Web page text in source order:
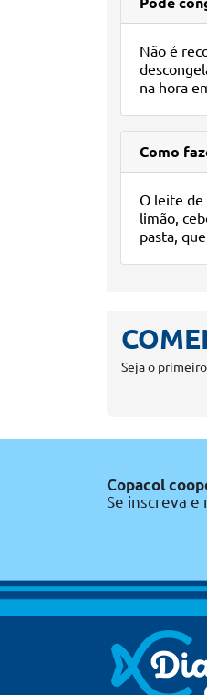
Não é
na hora
Como
O leite de
limão,
pasta,
Seja o
Copacol
Se inscreva e